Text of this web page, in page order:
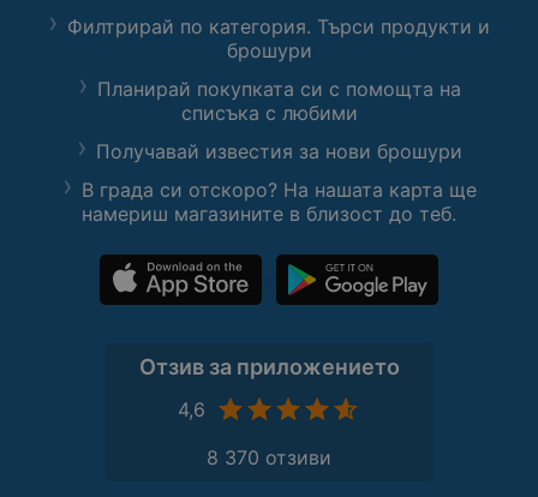
Филтрирай по категория. Търси продукти и
брошури
Планирай покупката си с помощта на
списъка с любими
Получавай известия за нови брошури
В града си отскоро? На нашата карта ще
намериш магазините в близост до теб.
Отзив за приложението
4,6
8 370 отзиви